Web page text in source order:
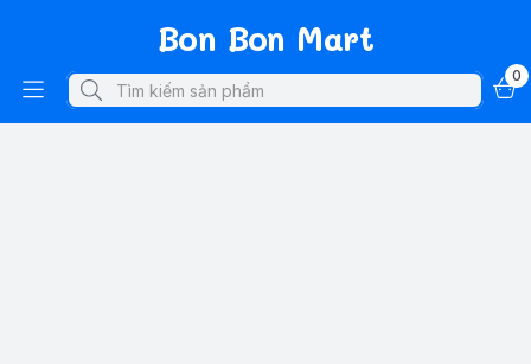
Bon Bon Mart
0